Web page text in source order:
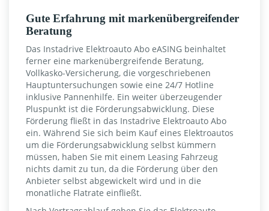
Gute Erfahrung mit markenübergreifender
Beratung
Das Instadrive Elektroauto Abo eASING beinhaltet
ferner eine markenübergreifende Beratung,
Vollkasko-Versicherung, die vorgeschriebenen
Hauptuntersuchungen sowie eine 24/7 Hotline
inklusive Pannenhilfe. Ein weiter überzeugender
Pluspunkt ist die Förderungsabwicklung. Diese
Förderung fließt in das Instadrive Elektroauto Abo
ein. Während Sie sich beim Kauf eines Elektroautos
um die Förderungsabwicklung selbst kümmern
müssen, haben Sie mit einem Leasing Fahrzeug
nichts damit zu tun, da die Förderung über den
Anbieter selbst abgewickelt wird und in die
monatliche Flatrate einfließt.